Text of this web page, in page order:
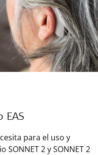
EAS
para el uso y
2 y SONNET 2